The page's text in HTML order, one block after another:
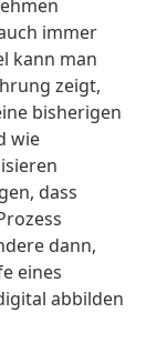
immer
kann man
zeigt,
bisherigen
wie
dass
dann,
eines
abbilden